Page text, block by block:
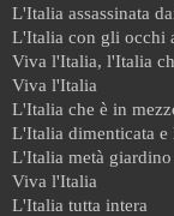
L'Italia assassinata
L'Italia con gli occhi
Viva l'Italia, l'Italia
Viva l'Italia
L'Italia che è in
L'Italia dimenticata e
L'Italia metà giardino
Viva l'Italia
L'Italia tutta intera